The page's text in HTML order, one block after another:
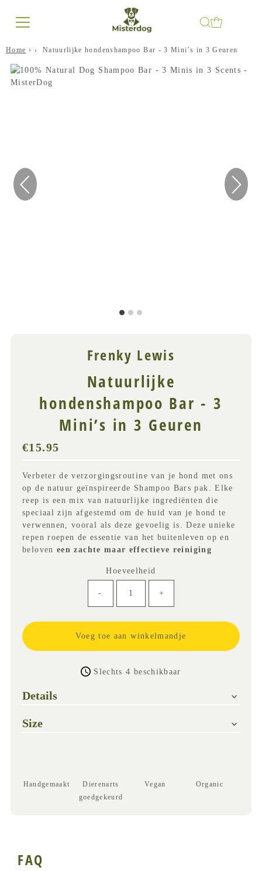
Home › Natuurlijke hondenshampoo Bar - 3 Mini’s in 3 Geuren
Frenky Lewis
Natuurlijke
hondenshampoo Bar - 3
Mini’s in 3 Geuren
Normale
(
incl
BTW)
€15.95
Verbeter de verzorgingsroutine van je hond met ons
op de natuur geïnspireerde Shampoo Bars pak. Elke
reep is een mix van natuurlijke ingrediënten die
speciaal zijn afgestemd om de huid van je hond te
verwennen, vooral als deze gevoelig is. Deze unieke
repen roepen de essentie van het buitenleven op en
beloven een zachte maar effectieve reiniging
Hoeveelheid
- +
Slechts 4 beschikbaar
Details
Size
Handgemaakt
Dierenarts
goedgekeurd
Vegan Organic
FAQ